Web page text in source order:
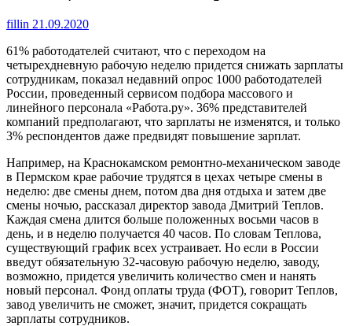
fillin 21.09.2020
61% работодателей считают, что с переходом на
четырехдневную рабочую неделю придется снижать зарплаты
сотрудникам, показал недавний опрос 1000 работодателей
России, проведенный сервисом подбора массового и
линейного персонала «Работа.ру». 36% представителей
компаний предполагают, что зарплаты не изменятся, и только
3% респондентов даже предвидят повышение зарплат.
Например, на Краснокамском ремонтно-механическом заводе
в Пермском крае рабочие трудятся в цехах четыре смены в
неделю: две смены днем, потом два дня отдыха и затем две
смены ночью, рассказал директор завода Дмитрий Теплов.
Каждая смена длится больше положенных восьми часов в
день, и в неделю получается 40 часов. По словам Теплова,
существующий график всех устраивает. Но если в России
введут обязательную 32-часовую рабочую неделю, заводу,
возможно, придется увеличить количество смен и нанять
новый персонал. Фонд оплаты труда (ФОТ), говорит Теплов,
завод увеличить не сможет, значит, придется сокращать
зарплаты сотрудников.